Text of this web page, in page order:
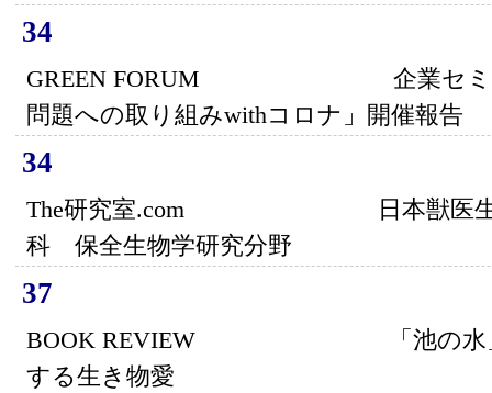
34
GREEN FORUM 企業セミナー
問題への取り組みwithコロナ」開催報告
34
The研究室.com 日本獣医生命
科 保全生物学研究分野
37
BOOK REVIEW 「池の水」抜
する生き物愛